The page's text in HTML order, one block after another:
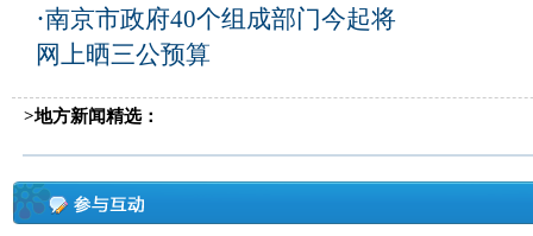
·南京市政府40个组成部门今起将
网上晒三公预算
>地方新闻精选：